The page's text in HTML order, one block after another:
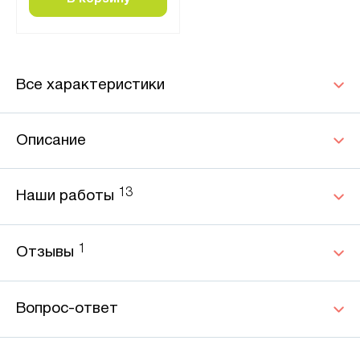
Все характеристики
Описание
Наши работы 13
Отзывы
Вопрос-ответ